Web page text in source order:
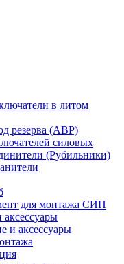
в литом
резерва (АВР)
силовых
(Рубильники)
для монтажа СИП
и аксессуары